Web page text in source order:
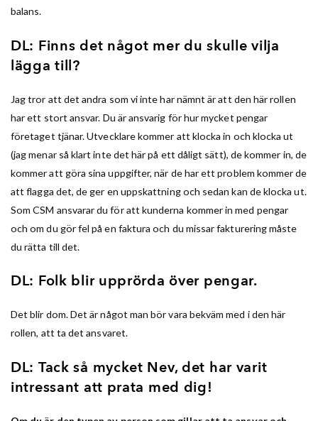
balans.
DL: Finns det något mer du skulle vilja
lägga till?
Jag tror att det andra som vi inte har nämnt är att den här rollen
har ett stort ansvar. Du är ansvarig för hur mycket pengar
företaget tjänar. Utvecklare kommer att klocka in och klocka ut
(jag menar så klart inte det här på ett dåligt sätt), de kommer in, de
kommer att göra sina uppgifter, när de har ett problem kommer de
att flagga det, de ger en uppskattning och sedan kan de klocka ut.
Som CSM ansvarar du för att kunderna kommer in med pengar
och om du gör fel på en faktura och du missar fakturering måste
du rätta till det.
DL: Folk blir upprörda över pengar.
Det blir dom. Det är något man bör vara bekväm med i den här
rollen, att ta det ansvaret.
DL: Tack så mycket Nev, det har varit
intressant att prata med dig!